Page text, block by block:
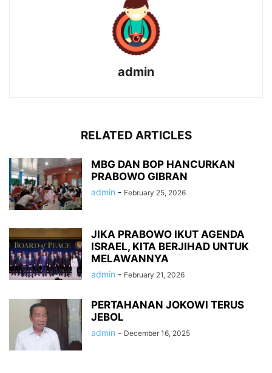
admin
RELATED ARTICLES
MBG DAN BOP HANCURKAN
PRABOWO GIBRAN
admin - February 25, 2026
JIKA PRABOWO IKUT AGENDA
ISRAEL, KITA BERJIHAD UNTUK
MELAWANNYA
admin - February 21, 2026
PERTAHANAN JOKOWI TERUS
JEBOL
admin - December 16, 2025